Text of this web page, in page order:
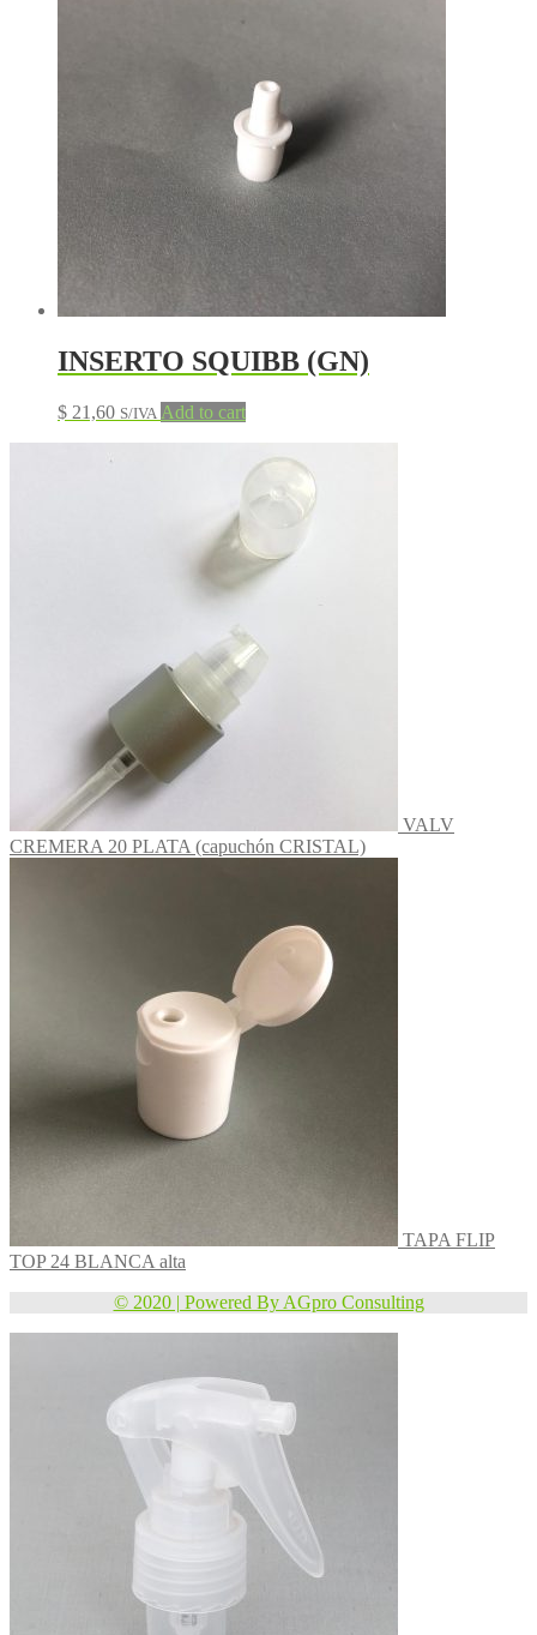
INSERTO SQUIBB (GN)
$ 21,60 S/IVA Add to cart
VALV
CREMERA 20 PLATA (capuchón CRISTAL)
TAPA FLIP
TOP 24 BLANCA alta
© 2020 | Powered By AGpro Consulting